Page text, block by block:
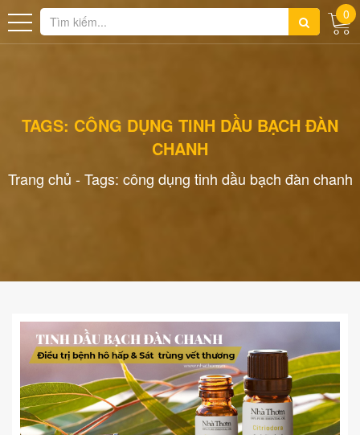
0
TAGS: CÔNG DỤNG TINH DẦU BẠCH ĐÀN
CHANH
Trang chủ -Tags: công dụng tinh dầu bạch đàn chanh